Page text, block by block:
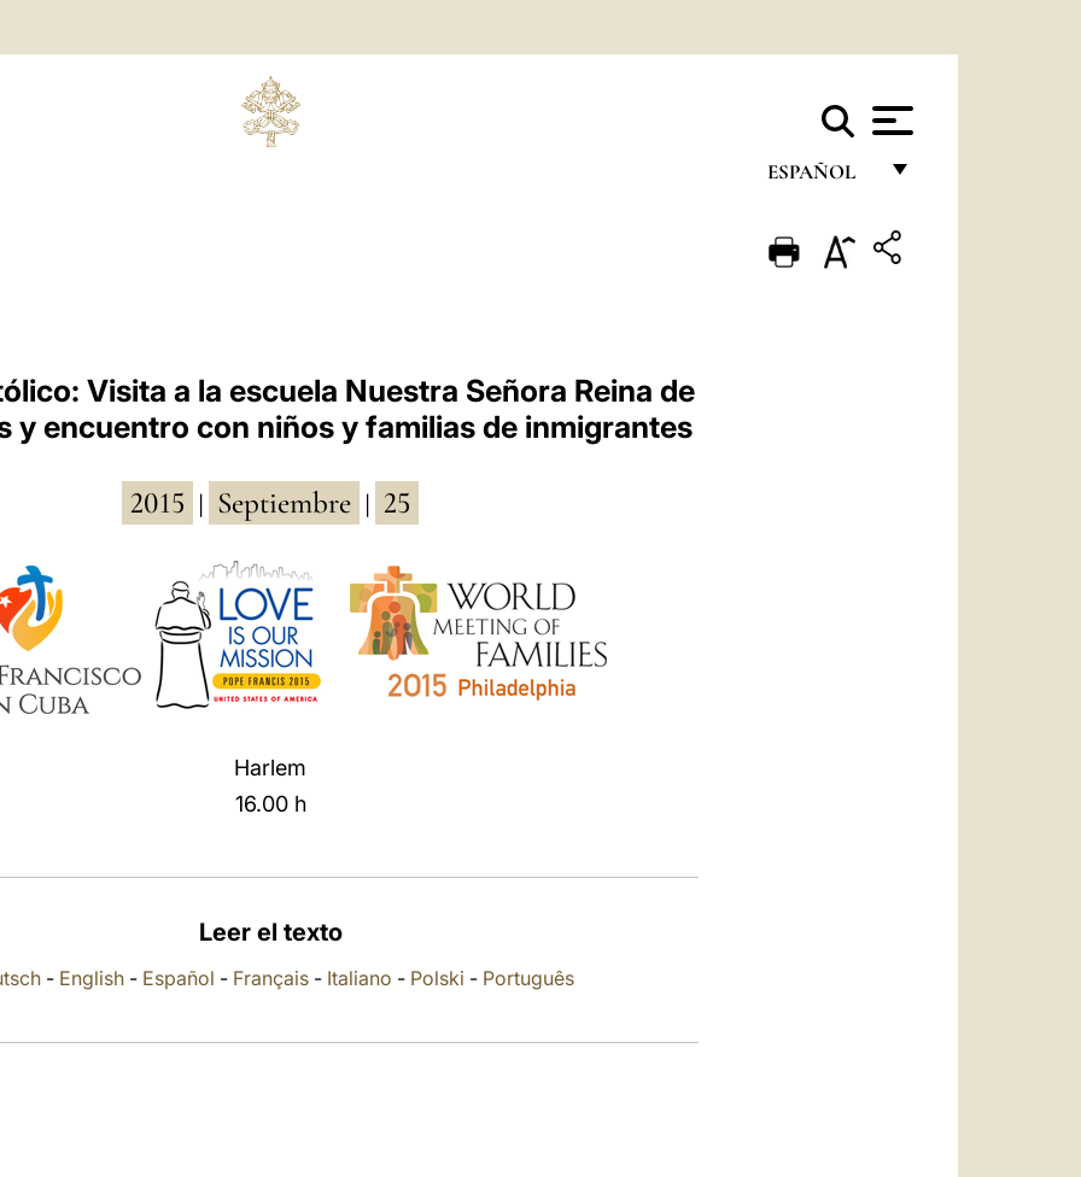
ESPAÑOL
ENGLISH
Visita a la escuela Nuestra Señora Reina de
y encuentro con niños y familias de inmigrantes
2015 Septiembre 25
Harlem
16.00 h
Leer el texto
- English- Español - Français- Italiano - Polski - Português